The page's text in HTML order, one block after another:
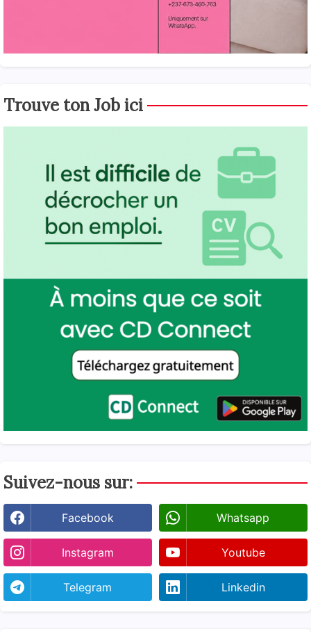
Trouve ton Job ici
Suivez-nous sur:
Facebook Whatsapp
Instagram Youtube
Telegram Linkedin